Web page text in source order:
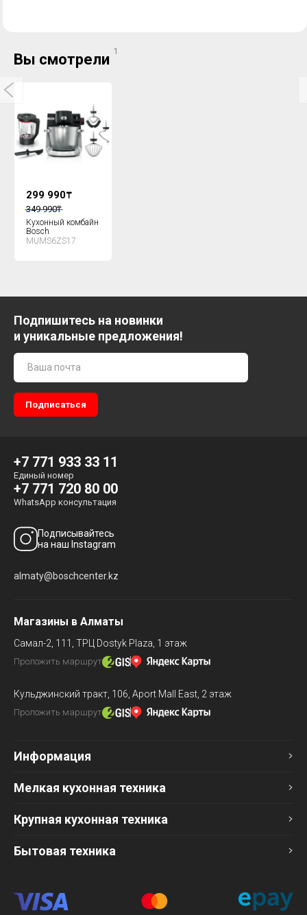
Вы смотрели 1
299 990₸
349 990₸
Кухонный комбайн
Bosch
MUMS6ZS17
Подпишитесь на новинки
и уникальные предложения!
+7 771 933 33 11
Единый номер
+7 771 720 80 00
WhatsApp консультация
Подписывайтесь
на наш Instagram
almaty@boschcenter.kz
Магазины в Алматы
Самал-2, 111, ТРЦ Dostyk Plaza, 1 этаж
Проложить маршрут
Кульджинский тракт, 106, Aport Mall East, 2 этаж
Проложить маршрут
Информация
Мелкая кухонная техника
Крупная кухонная техника
Бытовая техника